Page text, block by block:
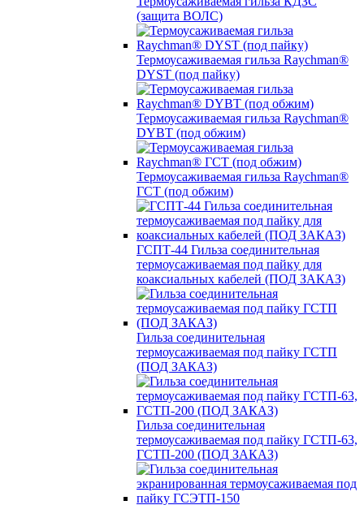
(защита ВОЛС)
Термоусаживаемая гильза Raychman®
DYST (под пайку)
Термоусаживаемая гильза Raychman®
DYBT (под обжим)
Термоусаживаемая гильза Raychman®
ГСТ (под обжим)
ГСПТ-44 Гильза соединительная
термоусаживаемая под пайку для
коаксиальных кабелей (ПОД ЗАКАЗ)
Гильза соединительная
термоусаживаемая под пайку ГСТП
(ПОД ЗАКАЗ)
Гильза соединительная
термоусаживаемая под пайку ГСТП-63,
ГСТП-200 (ПОД ЗАКАЗ)